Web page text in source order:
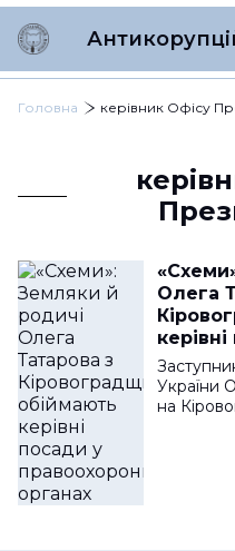
Головна керівник Офісу
Олега
України
на